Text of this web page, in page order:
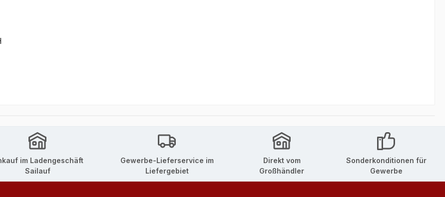
im Ladengeschäft
Sailauf
Gewerbe-Lieferservice im
Liefergebiet
Direkt vom
Großhändler
Sonderkonditionen für
Gewerbe